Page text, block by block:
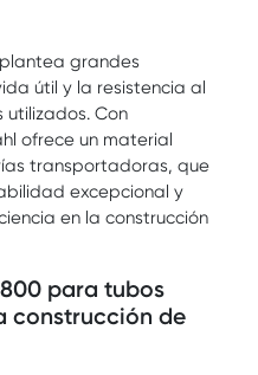
grandes
útil y la resistencia al
Con
ofrece un material
transportadoras, que
excepcional y
en la construcción
para tubos
construcción de